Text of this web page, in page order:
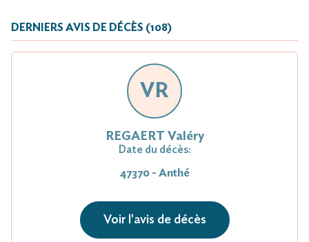
DERNIERS AVIS DE DÉCÈS (108)
VR
REGAERT Valéry
Date du décès:
47370 - Anthé
Voir l'avis de décès